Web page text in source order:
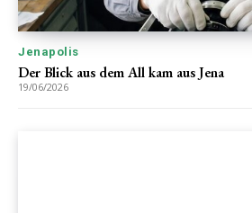
Jenapolis
Der Blick aus dem All kam aus Jena
19/06/2026